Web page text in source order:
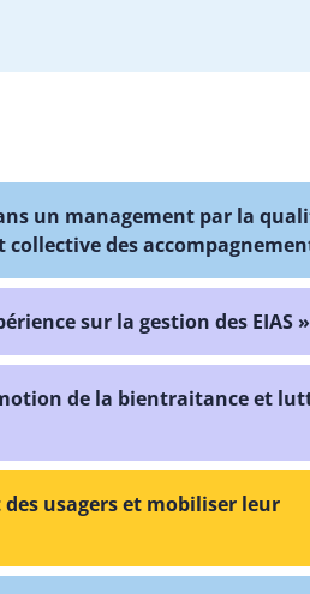
un management par la
des
sur la gestion des EIAS »
de la bientraitance et
usagers et mobiliser leur